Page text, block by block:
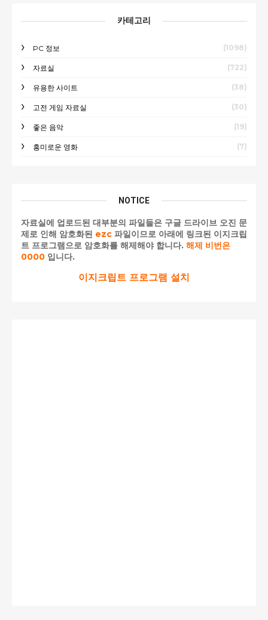
카테고리
PC 정보 (1098)
자료실 (722)
유용한 사이트 (38)
고전 게임 자료실 (30)
좋은 음악 (19)
흥미로운 영화 (7)
NOTICE
자료실에 업로드된 대부분의 파일들은 구글 드라이브 오진 문
제로 인해 암호화된 ezc 파일이므로 아래에 링크된 이지크립
트 프로그램으로 암호화를 해제해야 합니다. 해제 비번은
0000 입니다.
이지크립트 프로그램 설치